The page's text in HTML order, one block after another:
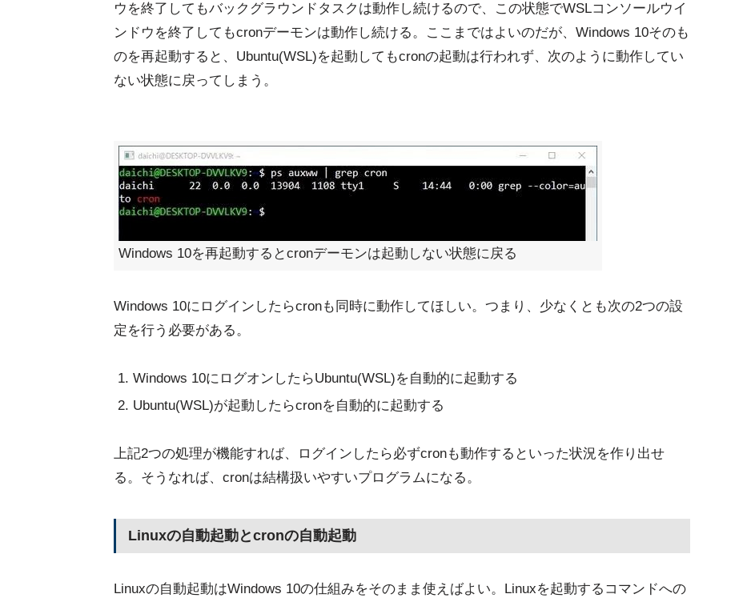
ウを終了してもバックグラウンドタスクは動作し続けるので、この状態でWSLコンソールウイ
ンドウを終了してもcronデーモンは動作し続ける。ここまではよいのだが、Windows 10そのも
のを再起動すると、Ubuntu(WSL)を起動してもcronの起動は行われず、次のように動作してい
ない状態に戻ってしまう。
Windows 10を再起動するとcronデーモンは起動しない状態に戻る
Windows 10にログインしたらcronも同時に動作してほしい。つまり、少なくとも次の2つの設
定を行う必要がある。
Windows 10にログオンしたらUbuntu(WSL)を自動的に起動する
Ubuntu(WSL)が起動したらcronを自動的に起動する
上記2つの処理が機能すれば、ログインしたら必ずcronも動作するといった状況を作り出せ
る。そうなれば、cronは結構扱いやすいプログラムになる。
Linuxの自動起動とcronの自動起動
Linuxの自動起動はWindows 10の仕組みをそのまま使えばよい。Linuxを起動するコマンドへの